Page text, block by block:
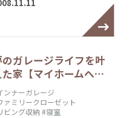
のガレージライフを叶
た家【マイホームへ…
ンナーガレージ
ァミリークローゼット
ビング収納 #寝室